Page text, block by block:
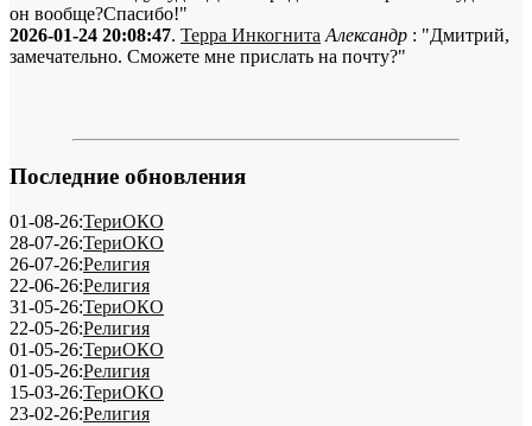
он вообще?Спасибо!"
2026-01-24 20:08:47. Терра Инкогнита Александр : "Дмитрий,
замечательно. Сможете мне прислать на почту?"
Последние обновления
01-08-26:ТериОКО
28-07-26:ТериОКО
26-07-26:Религия
22-06-26:Религия
31-05-26:ТериОКО
22-05-26:Религия
01-05-26:ТериОКО
01-05-26:Религия
15-03-26:ТериОКО
23-02-26:Религия